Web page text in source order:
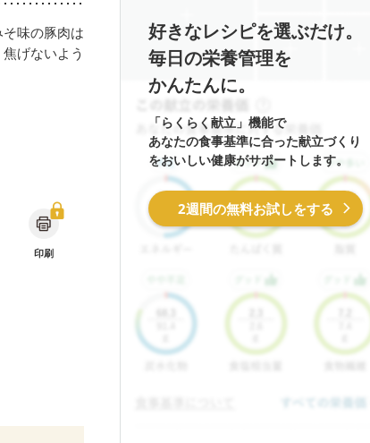
味の豚肉は
げないよう
印刷
好きなレシピを選ぶだけ。
毎日の栄養管理を
かんたんに。
「らくらく献立」機能で
あなたの食事基準に合った献立づくり
をおいしい健康がサポートします。
2週間の無料お試しをする